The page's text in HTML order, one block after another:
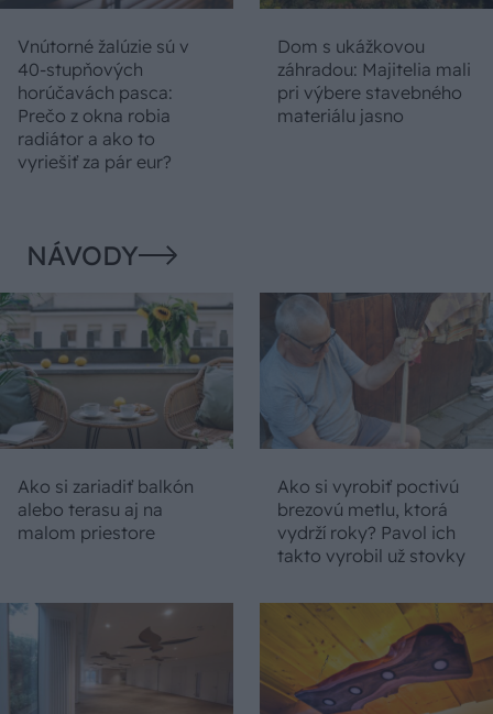
Vnútorné žalúzie sú v
40-stupňových
horúčavách pasca:
Prečo z okna robia
radiátor a ako to
vyriešiť za pár eur?
Dom s ukážkovou
záhradou: Majitelia mali
pri výbere stavebného
materiálu jasno
NÁVODY
Ako si zariadiť balkón
alebo terasu aj na
malom priestore
Ako si vyrobiť poctivú
brezovú metlu, ktorá
vydrží roky? Pavol ich
takto vyrobil už stovky